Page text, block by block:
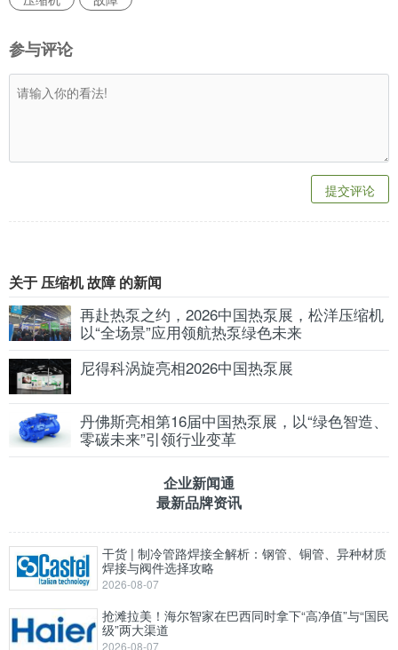
参与评论
提交评论
关于 压缩机 故障 的新闻
再赴热泵之约，2026中国热泵展，松洋压缩机
以“全场景”应用领航热泵绿色未来
尼得科涡旋亮相2026中国热泵展
丹佛斯亮相第16届中国热泵展，以“绿色智造、
零碳未来”引领行业变革
企业新闻通
最新品牌资讯
干货 | 制冷管路焊接全解析：钢管、铜管、异种材质
焊接与阀件选择攻略
2026-08-07
抢滩拉美！海尔智家在巴西同时拿下“高净值”与“国民
级”两大渠道
2026-08-07